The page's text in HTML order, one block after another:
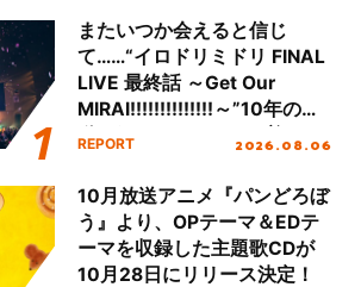
またいつか会えると信じ
て……“イロドリミドリ FINAL
LIVE 最終話 ～Get Our
MIRAI!!!!!!!!!!!!!!～”10年の活
動を経てファイナルを迎える
REPORT 2026.08.06
10月放送アニメ『パンどろぼ
う』より、OPテーマ＆EDテ
ーマを収録した主題歌CDが
10月28日にリリース決定！